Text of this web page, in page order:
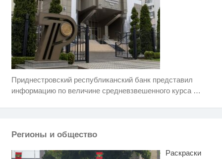
Приднестровский республиканский банк представил
информацию по величине средневзвешенного курса …
Регионы и общество
Раскраски
i
Ролик длится несколько секунд,
Ролик из Омска: вы будете
Смолов призвал российских